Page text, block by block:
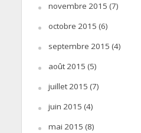
novembre 2015 (7)
octobre 2015 (6)
septembre 2015 (4)
août 2015 (5)
juillet 2015 (7)
juin 2015 (4)
mai 2015 (8)